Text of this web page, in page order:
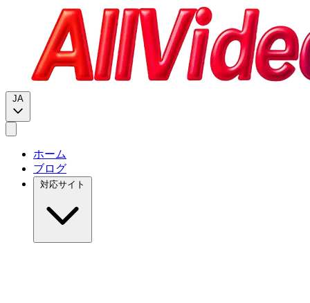
JA
ホーム
ブログ
対応サイト